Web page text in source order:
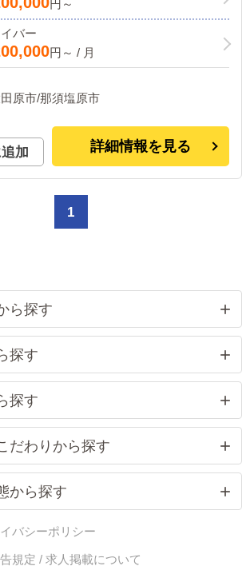
円～
バー
円～ / 月
原市/那須塩原市
加 詳細情報を見る
1
ら探す
探す
探す
だわりから探す
から探す
バシーポリシー
規定 / 求人掲載について